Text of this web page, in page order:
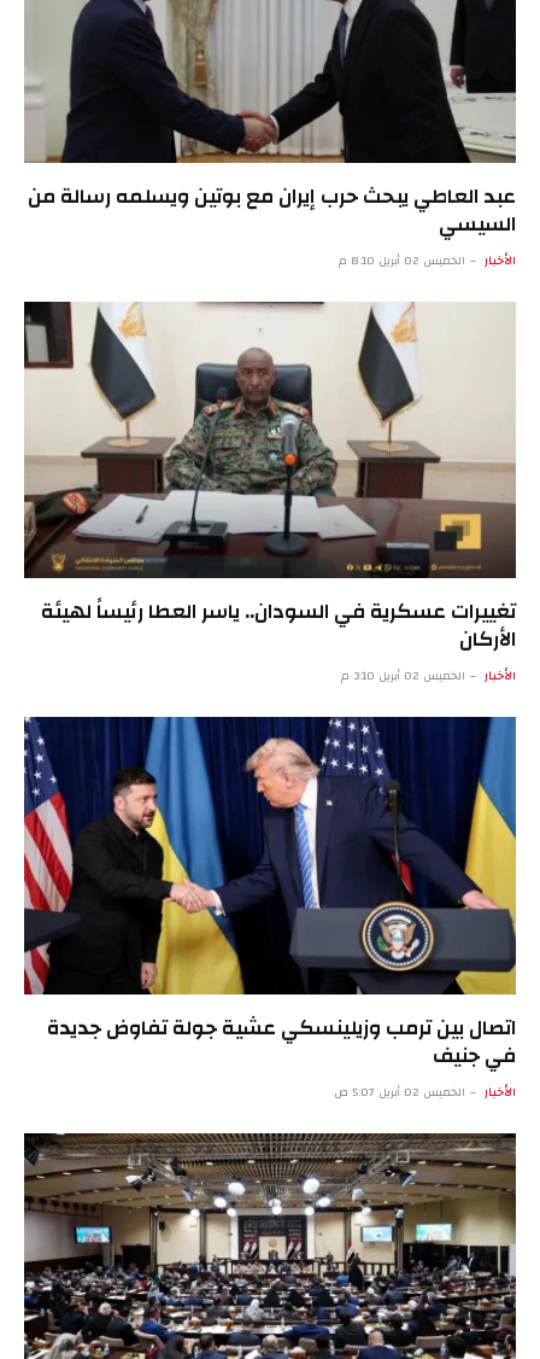
عبد العاطي يبحث حرب إيران مع بوتين ويسلمه رسالة من
السيسي
الأخبار الخميس 02 أبريل 8:10 م
تغييرات عسكرية في السودان.. ياسر العطا رئيساً لهيئة
الأركان
الأخبار الخميس 02 أبريل 3:10 م
اتصال بين ترمب وزيلينسكي عشية جولة تفاوض جديدة
في جنيف
الأخبار الخميس 02 أبريل 5:07 ص